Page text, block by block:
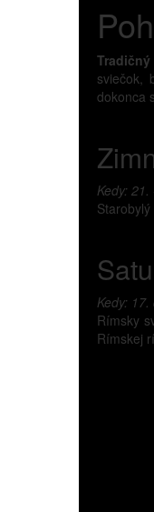
Tradičný
sviečok,
dokonca
Kedy:
Kedy:
Rímsky
Rímskej